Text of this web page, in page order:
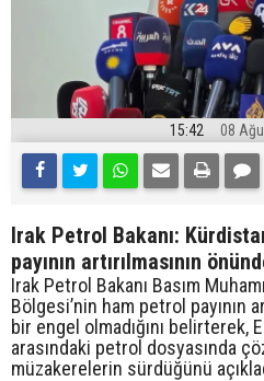
15:42 08
Irak Petrol Bakanı:
payının artırılmasının
Irak Petrol Bakanı Basım
Bölgesi’nin ham petrol payının
bir engel olmadığını belirterek,
arasındaki petrol dosyasında
müzakerelerin sürdüğünü